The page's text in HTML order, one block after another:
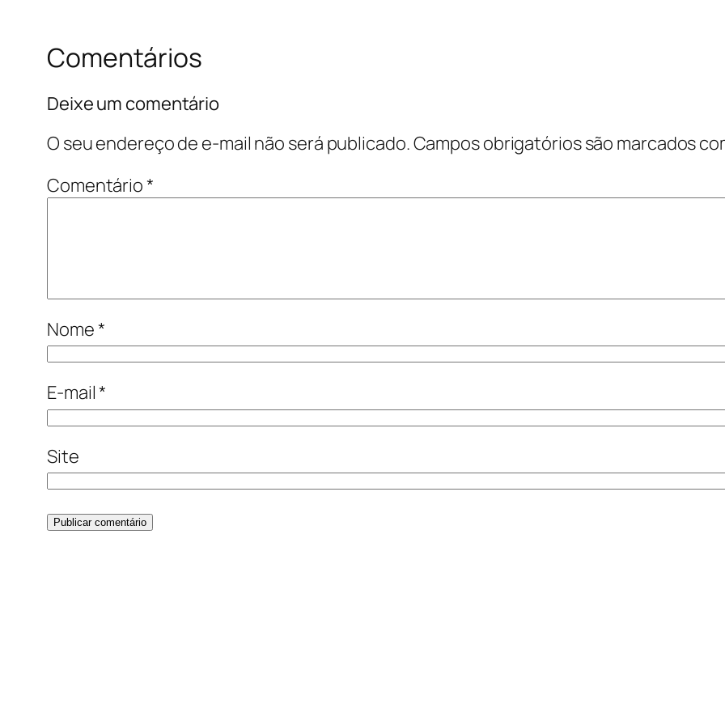
Comentários
Deixe um comentário
O seu endereço de e-mail não será publicado.Campos obrigatórios são marcados
Comentário*
Nome*
E-mail*
Site